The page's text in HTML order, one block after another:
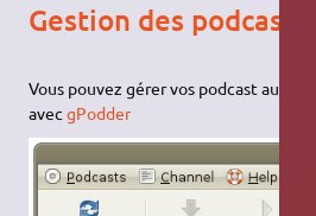
Gestion des podcast
Vous pouvez gérer vos podcast audio
avecgPodder